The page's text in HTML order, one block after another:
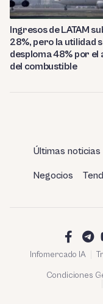
Ingresos de LATAM
28%, pero la utilidad
desploma 48% por el
del combustible
Últimas noticias
Negocios
Infomercado IA
Condiciones